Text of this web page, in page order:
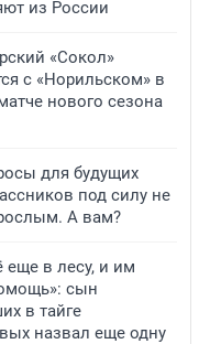
из России
«Сокол»
с «Норильском» в
нового сезона
для будущих
под силу не
А вам?
еще в лесу, и им
сын
в тайге
назвал еще одну